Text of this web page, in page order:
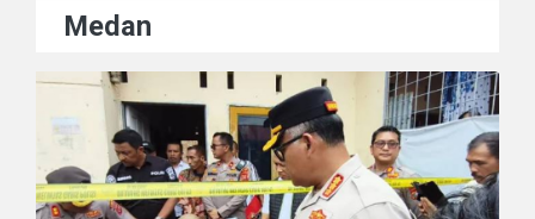
Medan